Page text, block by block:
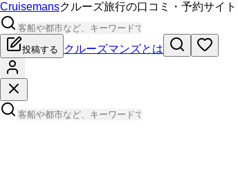
Cruisemansクルーズ旅行の口コミ・予約サイト
投稿する クルーズマンズとは